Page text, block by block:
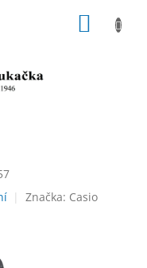
Značka: Casio